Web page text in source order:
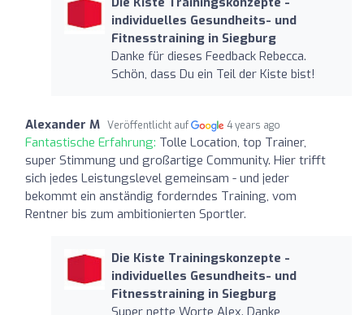
individuelles Gesundheits- und
Fitnesstraining in Siegburg
Danke für dieses Feedback Rebecca.
Schön, dass Du ein Teil der Kiste bist!
Alexander M Veröffentlicht auf 4 years ago
Fantastische Erfahrung: Tolle Location, top Trainer,
super Stimmung und großartige Community. Hier trifft
sich jedes Leistungslevel gemeinsam - und jeder
bekommt ein anständig forderndes Training, vom
Rentner bis zum ambitionierten Sportler.
Die Kiste Trainingskonzepte -
individuelles Gesundheits- und
Fitnesstraining in Siegburg
Super nette Worte Alex. Danke